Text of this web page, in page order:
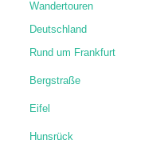
Wandertouren
Deutschland
Rund um Frankfurt
Bergstraße
Eifel
Hunsrück